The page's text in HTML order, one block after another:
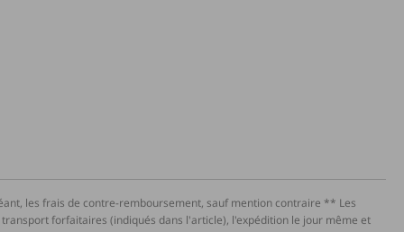
les frais de contre-remboursement, sauf mention contraire ** Les
forfaitaires (indiqués dans l'article), l'expédition le jour même et